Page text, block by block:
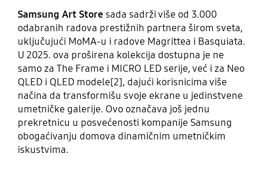
Samsung Art Storesada sadrži više od 3.000
odabranih radova prestižnih partnera širom sveta,
uključujući MoMA-u i radove Magrittea i Basquiata.
U 2025. ova proširena kolekcija dostupna je ne
samo za The Frame i MICRO LED serije, već i za Neo
QLED i QLED modele[2], dajući korisnicima više
načina da transformišu svoje ekrane u jedinstvene
umetničke galerije. Ovo označava još jednu
prekretnicu u posvećenosti kompanije Samsung
obogaćivanju domova dinamičnim umetničkim
iskustvima.